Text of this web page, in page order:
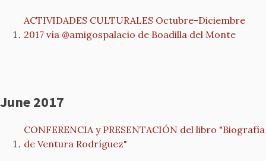
ACTIVIDADES CULTURALES Octubre-Diciembre
2017 vía @amigospalacio de Boadilla del Monte
June 2017
CONFERENCIA y PRESENTACIÓN del libro "Biografía
de Ventura Rodríguez"